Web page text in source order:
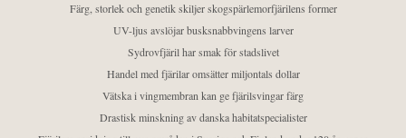
Färg, storlek och genetik skiljer skogspärlemorfjärilens former
UV-ljus avslöjar busksnabbvingens larver
Sydrovfjäril har smak för stadslivet
Handel med fjärilar omsätter miljontals dollar
Vätska i vingmembran kan ge fjärilsvingar färg
Drastisk minskning av danska habitatspecialister